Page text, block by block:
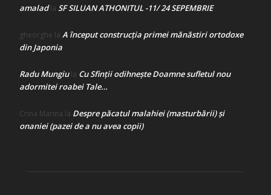
amaladla SF SILUAN ATHONITUL -11/ 24 SEPEMBRIE
gheorghe la A început construcţia primei mănăstiri ortodoxe
din Japonia
Radu Mungiula Cu Sfinții odihnește Doamne sufletul nou
adormitei roabei Tale…
Crina Marina la Despre păcatul malahiei (masturbării) şi
onaniei (pazei de a nu avea copii)